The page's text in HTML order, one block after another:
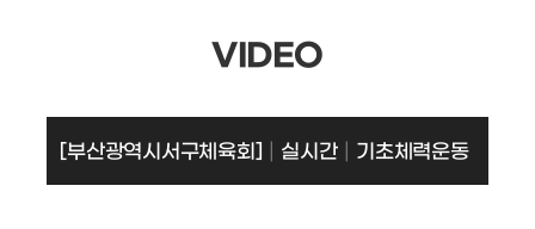
VIDEO
[부산광역시서구체육회]│실시간│기초체력운동